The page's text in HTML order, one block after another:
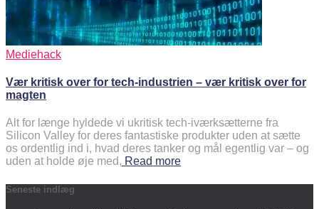
Mediehack
Vær kritisk over for tech-industrien – vær kritisk over for
magten
Alt for længe hyldede vi ukritisk tech-iværksætterne fra
Silicon Valley for deres fantastiske produkter uden at sætte
os ordentlig ind i, hvad deres tanker og mål egentlig var – og
uden at holde øje med, Read more
Seneste indlæg